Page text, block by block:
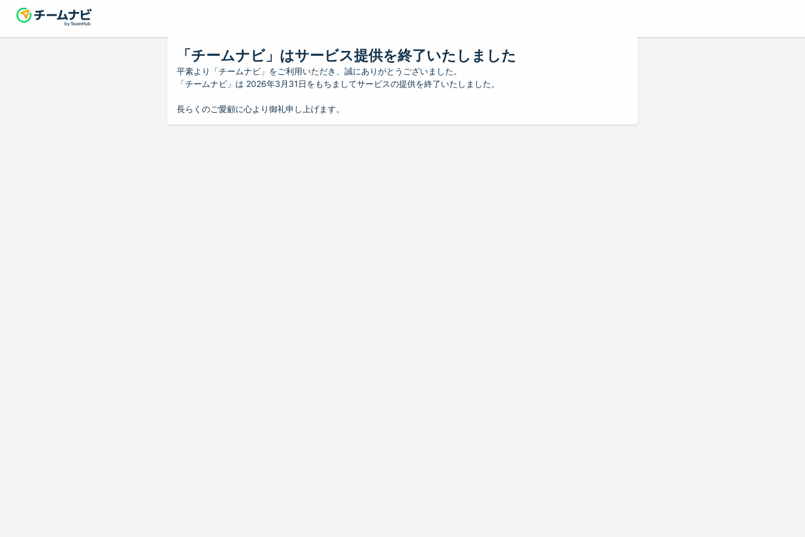
「チームナビ」はサービス提供を終了いたしました
平素より「チームナビ」をご利用いただき、誠にありがとうございました。
「チームナビ」は 2026年3月31日をもちましてサービスの提供を終了いたしました。
長らくのご愛顧に心より御礼申し上げます。